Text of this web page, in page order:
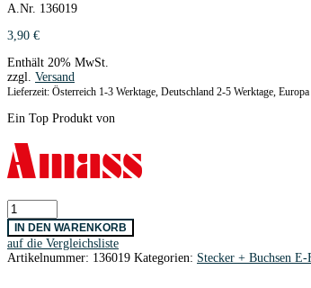
A.Nr. 136019
3,90 €
Enthält 20% MwSt.
zzgl. Versand
Lieferzeit: Österreich 1-3 Werktage, Deutschland 2-5 Werktage,
Ein Top Produkt von
Goldkontakt
XT90-
S
Antiblitz
-
IN DEN WARENKORB
auf die Vergleichsliste
Artikelnummer: 136019 Kategorien: Stecker + Buchsen E-